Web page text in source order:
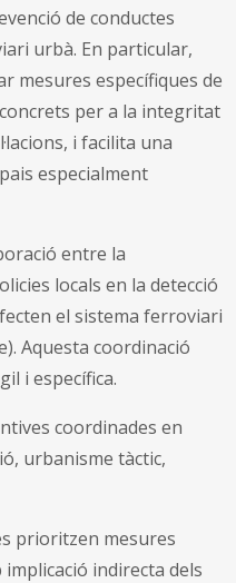
de conductes
urbà. En particular,
mesures específiques de
per a la integritat
i facilita una
especialment
entre la
locals en la detecció
el sistema ferroviari
Aquesta coordinació
i específica.
coordinades en
urbanisme tàctic,
prioritzen mesures
indirecta dels